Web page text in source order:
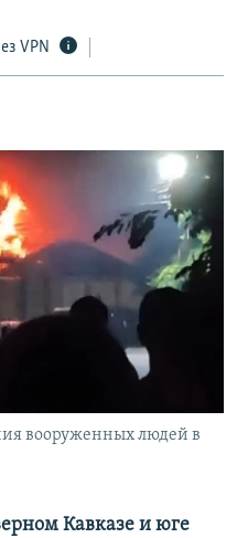
VPN
вооруженных людей в
Кавказе и юге